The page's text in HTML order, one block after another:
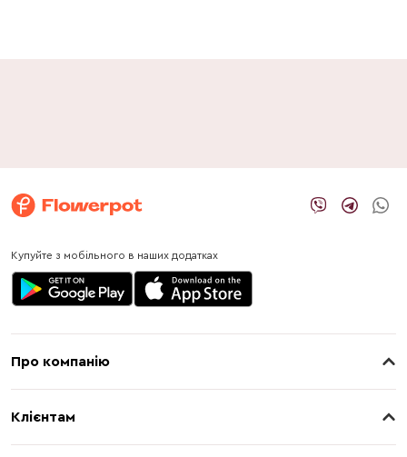
Купуйте з мобільного в наших додатках
Про компанію
Клієнтам